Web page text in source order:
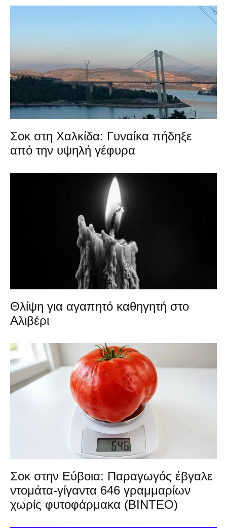
Σοκ στη Χαλκίδα: Γυναίκα πήδηξε
από την υψηλή γέφυρα
Θλίψη για αγαπητό καθηγητή στο
Αλιβέρι
Σοκ στην Εύβοια: Παραγωγός έβγαλε
ντομάτα-γίγαντα 646 γραμμαρίων
χωρίς φυτοφάρμακα (ΒΙΝΤΕΟ)